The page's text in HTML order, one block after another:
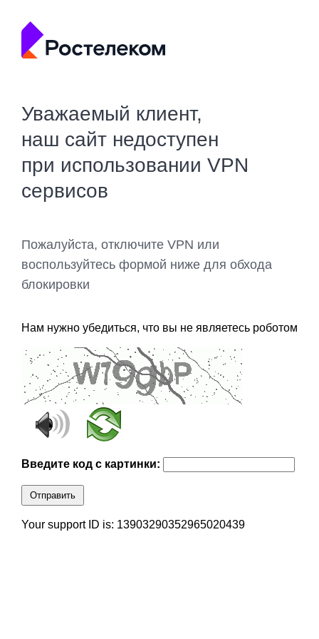
Уважаемый клиент,
наш сайт недоступен
при использовании VPN
сервисов
Пожалуйста, отключите VPN или
воспользуйтесь формой ниже для обхода
блокировки
Нам нужно убедиться, что вы не являетесь роботом
Введите код с картинки:
Отправить
Your support ID is: 13903290352965020439